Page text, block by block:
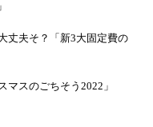
丈夫そ？「新3大固定費の
マスのごちそう2022」